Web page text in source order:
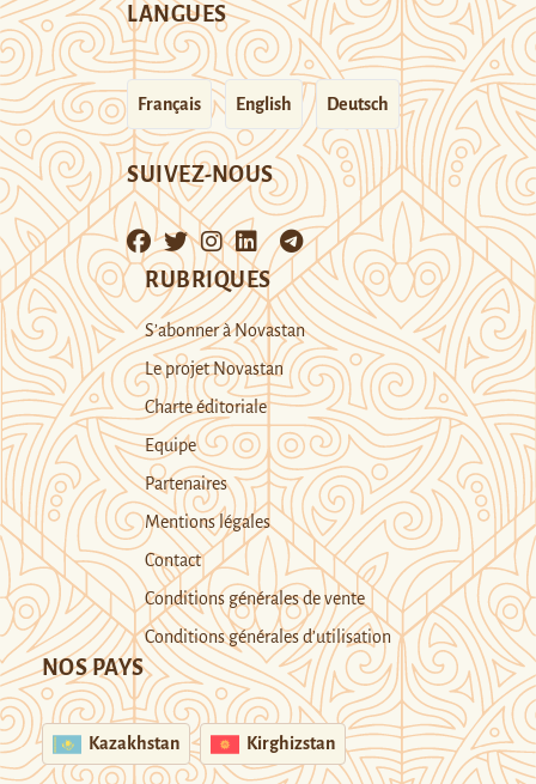
LANGUES
Français English Deutsch
SUIVEZ-NOUS
RUBRIQUES
S’abonner à Novastan
Le projet Novastan
Charte éditoriale
Equipe
Partenaires
Mentions légales
Contact
Conditions générales de vente
Conditions générales d’utilisation
NOS PAYS
Kazakhstan Kirghizstan